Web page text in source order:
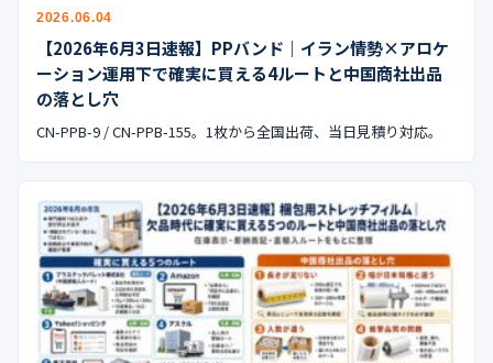
公式ブログ
会社案内
🇺🇸 🇰🇷🇹🇼🇻🇳
2026.06.04
【2026年6月3日速報】PPバンド｜イラン情勢×アロケ
ーション運用下で確実に買える4ルートと中国商社出品
の落とし穴
CN-PPB-9 / CN-PPB-155。1枚から全国出荷、当日見積り対応。